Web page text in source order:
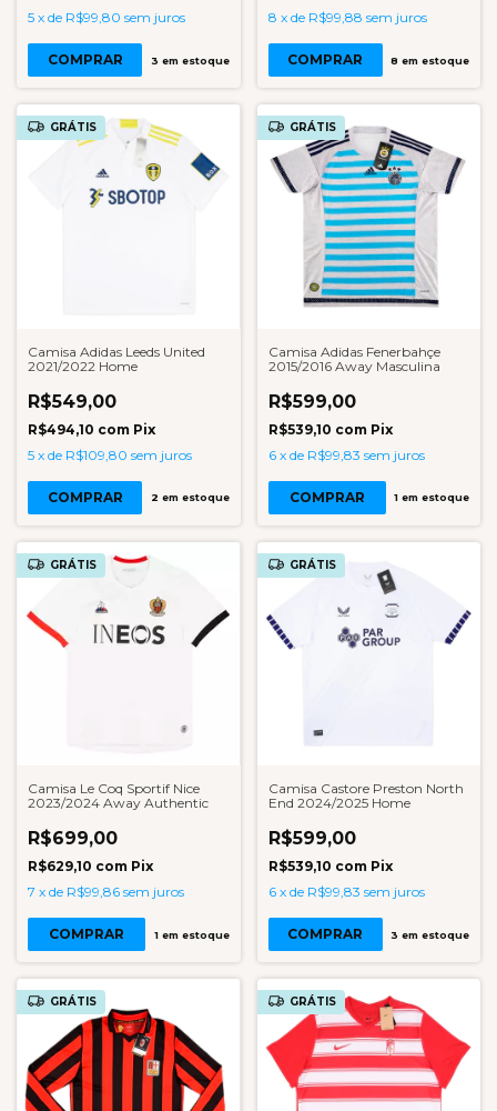
5 x de R$99,80 sem juros
COMPRAR 3 em estoque
8 x de R$99,88 sem juros
COMPRAR 8 em estoque
GRÁTIS
Camisa Adidas Leeds United
2021/2022 Home
R$549,00
R$494,10 com Pix
5 x de R$109,80 sem juros
COMPRAR 2 em estoque
GRÁTIS
Camisa Adidas Fenerbahçe
2015/2016 Away Masculina
R$599,00
R$539,10 com Pix
6 x de R$99,83 sem juros
COMPRAR 1 em estoque
GRÁTIS
Camisa Le Coq Sportif Nice
2023/2024 Away Authentic
R$699,00
R$629,10 com Pix
7 x de R$99,86 sem juros
COMPRAR 1em estoque
GRÁTIS
Camisa Castore Preston North
End 2024/2025 Home
R$599,00
R$539,10 com Pix
6 x de R$99,83 sem juros
COMPRAR 3 em estoque
GRÁTIS GRÁTIS